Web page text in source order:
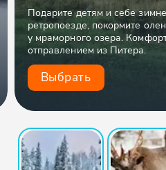
Подарите детям и себе
ретропоезде, покормите
у мраморного озера.
отправлением из Питера.
Выбрать